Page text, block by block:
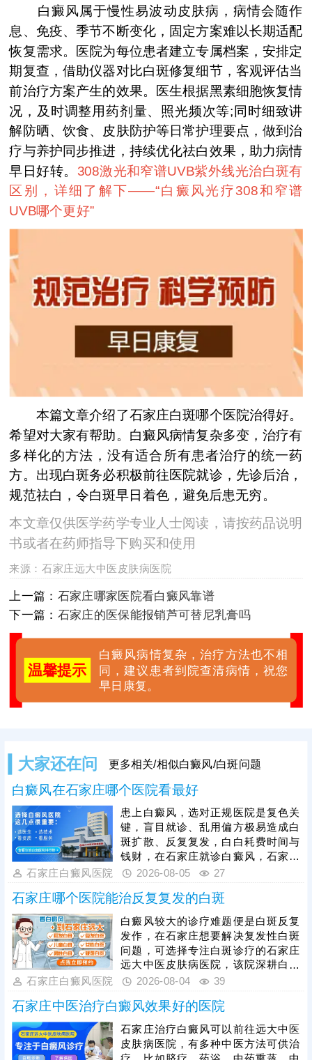
白癜风属于慢性易波动皮肤病，病情会随作
息、免疫、季节不断变化，固定方案难以长期适配
恢复需求。医院为每位患者建立专属档案，安排定
期复查，借助仪器对比白斑修复细节，客观评估当
前治疗方案产生的效果。医生根据黑素细胞恢复情
况，及时调整用药剂量、照光频次等;同时细致讲
解防晒、饮食、皮肤防护等日常护理要点，做到治
疗与养护同步推进，持续优化祛白效果，助力病情
早日好转。 308激光和窄谱UVB紫外线光治白斑有
区别，详细了解下——“白癜风光疗308和窄谱
UVB哪个更好”
本篇文章介绍了石家庄白斑哪个医院治得好。
希望对大家有帮助。白癜风病情复杂多变，治疗有
多样化的方法，没有适合所有患者治疗的统一药
方。出现白斑务必积极前往医院就诊，先诊后治，
规范祛白，令白斑早日着色，避免后患无穷。
本文章仅供医学药学专业人士阅读，请按药品说明
书或者在药师指导下购买和使用
来源：石家庄远大中医皮肤病医院
上一篇： 石家庄哪家医院看白癜风靠谱
下一篇： 石家庄的医保能报销芦可替尼乳膏吗
温馨提示
白癜风病情复杂，治疗方法也不相
同，建议患者到院查清病情，祝您
早日康复。
大家还在问 更多相关/相似白癜风/白斑问题
白癜风在石家庄哪个医院看最好
患上白癜风，选对正规医院是复色关
键，盲目就诊、乱用偏方极易造成白
斑扩散、反复复发，白白耗费时间与
钱财，在石家庄就诊白癜风，石家庄
远大是广受本地患者认可的正规医
院，该院深耕白斑诊疗多年，坚持白
癜风专病专治，严格遵循分期、分型
诊疗准则，结合患者具体情况定制个
性化方案，对症治疗避免走弯路，采
用中西医结合祛白模式，内外协同缩
短整体治疗周期，全程收费公开透
明，平价亲民无隐形消费，普通家庭
也可安心就诊。
石家庄白癜风医院 2026-08-05 27
石家庄哪个医院能治反复复发的白斑
白癜风较大的诊疗难题便是白斑反复
发作，在石家庄想要解决复发性白斑
问题，可选择专注白斑诊疗的石家庄
远大中医皮肤病医院，该院深耕白癜
风专项诊疗，针对白斑复发根源，结
质、分期情况，定制个体化综合诊疗
方案，从发病根源修复受损黑色素细
胞，全程落实系统化抗复发巩固疗
程，白斑复色后依旧跟进维稳治疗，
石家庄白癜风医院 2026-08-04 39
石家庄中医治疗白癜风效果好的医院
石家庄治疗白癜风可以前往远大中医
皮肤病医院，有多种中医方法可供治